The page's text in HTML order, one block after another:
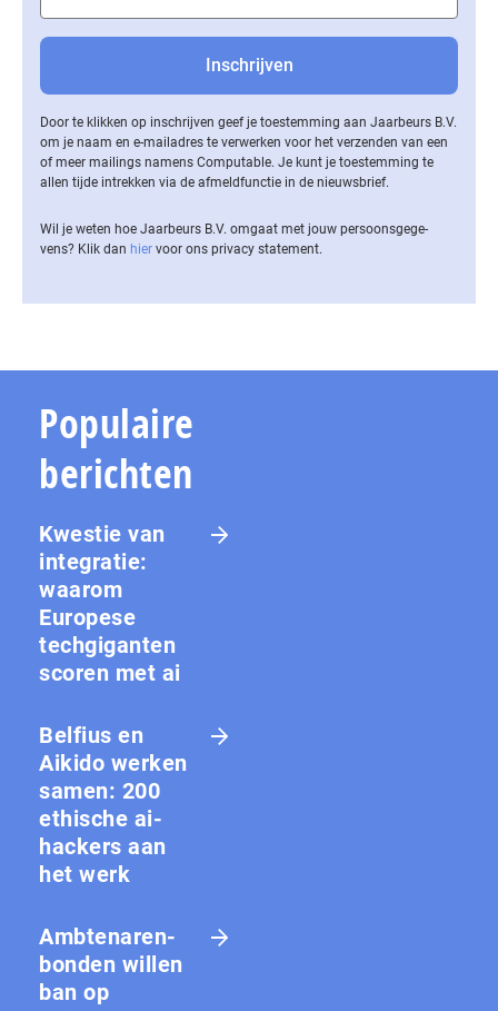
Door te klikken op inschrijven geef je toestemming aan Jaarbeurs B.V.
om je naam en e-mailadres te verwerken voor het verzenden van een
of meer mailings namens Computable. Je kunt je toestemming te
allen tijde intrekken via de af­meld­func­tie in de nieuwsbrief.
Wil je weten hoe Jaarbeurs B.V. omgaat met jouw per­soons­ge­ge­
vens? Klik dan hier voor ons privacy statement.
Populaire
berichten
Kwestie van
integratie:
waarom
Europese
techgiganten
scoren met ai
Belfius en
Aikido werken
samen: 200
ethische ai-
hackers aan
het werk
Amb­te­na­ren­
bon­den willen
ban op